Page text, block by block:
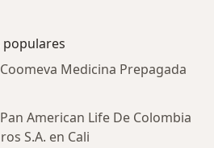
Medicina Prepagada
American Life De Colombia
S.A. en Cali